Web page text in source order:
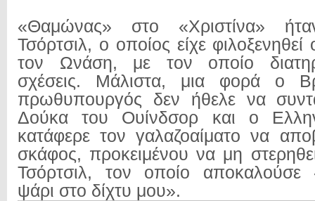
«Θαμώνας» στο «Χριστίνα»
Τσόρτσιλ, ο οποίος είχε
τον Ωνάση, με τον οποίο
σχέσεις. Μάλιστα, μια φορά ο
πρωθυπουργός δεν ήθελε να
Δούκα του Ουίνδσορ και ο
κατάφερε τον γαλαζοαίματο να
σκάφος, προκειμένου να μη
Τσόρτσιλ, τον οποίο αποκαλούσε
ψάρι στο δίχτυ μου».